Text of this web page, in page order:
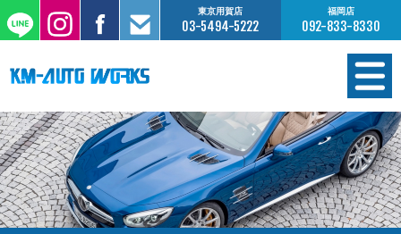
東京用賀店
03-5494-5222
福岡店
092-833-8330
在庫情報
オーダー販売
工場サービス